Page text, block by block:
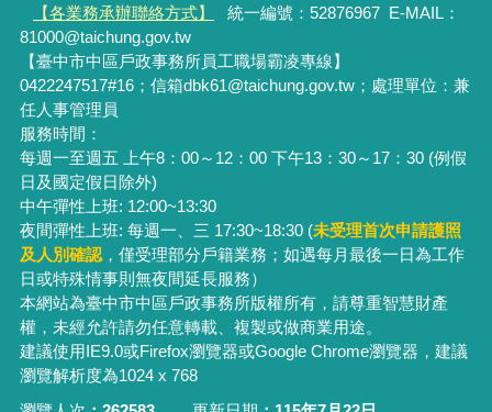
【各業務承辦聯絡方式】
統一編號：52876967 E-MAIL：
81000@taichung.gov.tw
【臺中市中區戶政事務所員工職場霸凌專線】
0422247517#16；信箱dbk61@taichung.gov.tw；處理單位：兼
任人事管理員
服務時間：
每週一至週五 上午8：00～12：00 下午13：30～17：30 (例假
日及國定假日除外)
中午彈性上班: 12:00~13:30
夜間彈性上班: 每週一、三 17:30~18:30 (未受理首次申請護照
及人別確認，僅受理部分戶籍業務； 如遇每月最後一日為工作
日或特殊情事則無夜間延長服務）
本網站為臺中市中區戶政事務所版權所有，請尊重智慧財產
權，未經允許請勿任意轉載、複製或做商業用途。
建議使用IE9.0或Firefox瀏覽器或Google Chrome瀏覽器，建議
瀏覽解析度為1024 x 768